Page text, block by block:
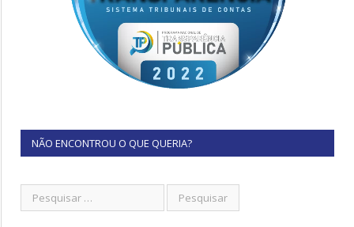
NÃO ENCONTROU O QUE QUERIA?